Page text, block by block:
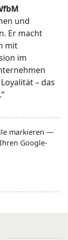
und
Er macht
mit
im
– das
markieren —
Google-